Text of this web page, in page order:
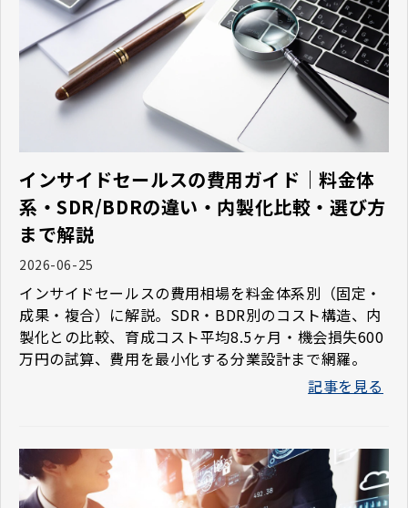
インサイドセールスの費用ガイド｜料金体
系・SDR/BDRの違い・内製化比較・選び方
まで解説
2026-06-25
インサイドセールスの費用相場を料金体系別（固定・
成果・複合）に解説。SDR・BDR別のコスト構造、内
製化との比較、育成コスト平均8.5ヶ月・機会損失600
万円の試算、費用を最小化する分業設計まで網羅。
記事を見る